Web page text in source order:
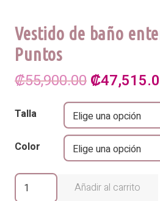
Vestido de baño
Puntos
₡55,900.00 El
precio
original
era:
₡
Talla
Color
Vestido
Añadir al carrito